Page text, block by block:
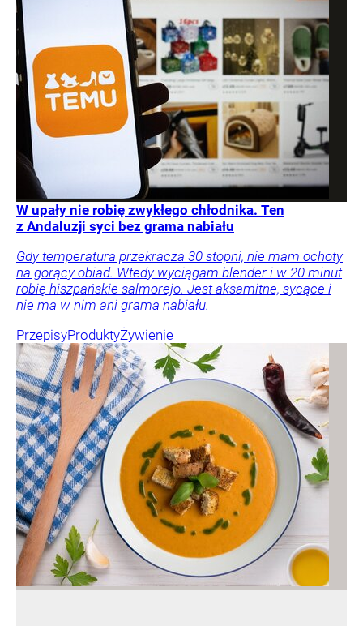
W upały nie robię zwykłego chłodnika. Ten
z Andaluzji syci bez grama nabiału
Gdy temperatura przekracza 30 stopni, nie mam ochoty
na gorący obiad. Wtedy wyciągam blender i w 20 minut
robię hiszpańskie salmorejo. Jest aksamitne, sycące i
nie ma w nim ani grama nabiału.
PrzepisyProduktyŻywienie